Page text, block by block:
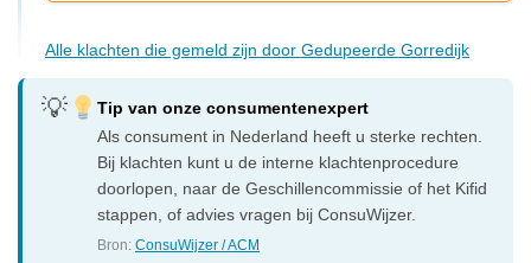
Alle klachten die gemeld zijn door Gedupeerde Gorredijk
Tip van onze consumentenexpert
Als consument in Nederland heeft u sterke rechten.
Bij klachten kunt u de interne klachtenprocedure
doorlopen, naar de Geschillencommissie of het Kifid
stappen, of advies vragen bij ConsuWijzer.
Bron:ConsuWijzer / ACM